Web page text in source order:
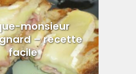
monsieur
– recette
facile